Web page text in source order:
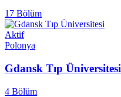
17 Bölüm
Aktif
Polonya
Gdansk Tıp Üniversitesi
4 Bölüm